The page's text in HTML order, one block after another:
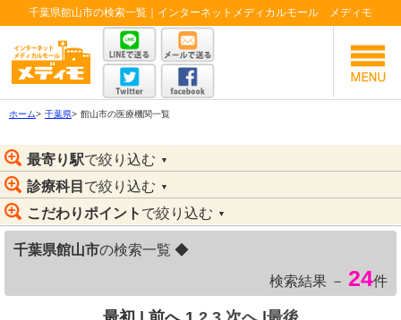
千葉県館山市の検索一覧｜インターネットメディカルモール メディモ
ホーム> 千葉県> 館山市の医療機関一覧
最寄り駅で絞り込む ▼
診療科目 で絞り込む ▼
こだわりポイント で絞り込む ▼
千葉県館山市の検索一覧 ◆
検索結果 － 24件